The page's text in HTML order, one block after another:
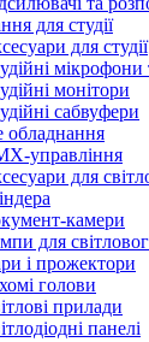
для студії
для студії
мікрофони
монітори
сабвуфери
обладнання
управління
для
камери
для
і прожектори
голови
прилади
панелі